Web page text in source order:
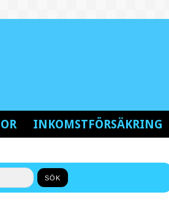
INKOMSTFÖRSÄKRING